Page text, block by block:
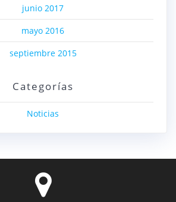
junio 2017
mayo 2016
septiembre 2015
Categorías
Noticias